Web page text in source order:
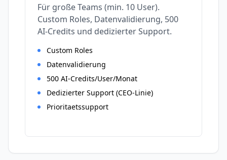
Für große Teams (min. 10 User).
Custom Roles, Datenvalidierung, 500
AI-Credits und dedizierter Support.
Custom Roles
Datenvalidierung
500 AI-Credits/User/Monat
Dedizierter Support (CEO-Linie)
Prioritaetssupport